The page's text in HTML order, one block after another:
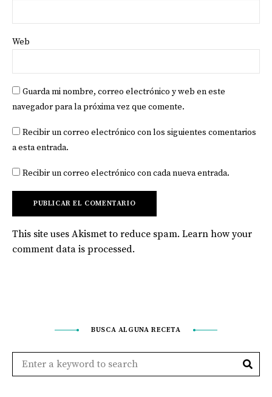
Web
Guarda mi nombre, correo electrónico y web en este
navegador para la próxima vez que comente.
Recibir un correo electrónico con los siguientes comentarios
a esta entrada.
Recibir un correo electrónico con cada nueva entrada.
This site uses Akismet to reduce spam. Learn how your
comment data is processed.
BUSCA ALGUNA RECETA